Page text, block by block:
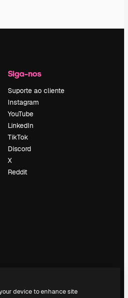
Siga-nos
Suporte ao cliente
Instagram
YouTube
LinkedIn
TikTok
Discord
X
Reddit
device to enhance site